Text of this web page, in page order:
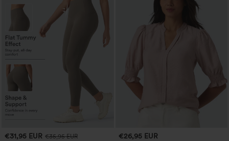
€31,95 EUR €35,95 EUR
€26,95 EUR